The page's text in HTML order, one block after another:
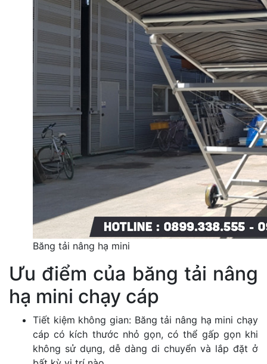
Băng tải nâng hạ mini
Ưu điểm của băng tải nâng
hạ mini chạy cáp
Tiết kiệm không gian: Băng tải nâng hạ mini chạy
cáp có kích thước nhỏ gọn, có thể gấp gọn khi
không sử dụng, dễ dàng di chuyển và lắp đặt ở